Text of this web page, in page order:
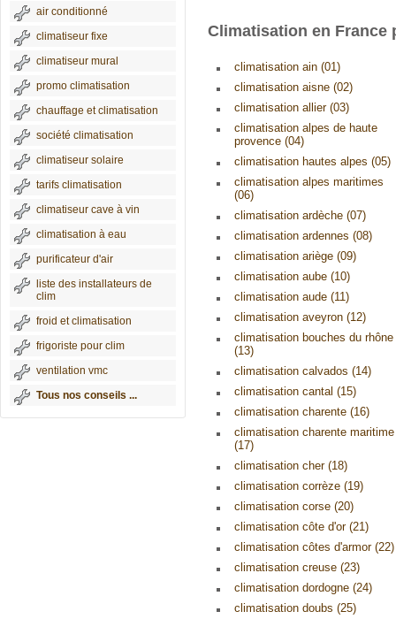
air conditionné
climatiseur fixe
climatiseur mural
promo climatisation
chauffage et climatisation
société climatisation
climatiseur solaire
tarifs climatisation
climatiseur cave à vin
climatisation à eau
purificateur d'air
liste des installateurs de
clim
froid et climatisation
frigoriste pour clim
ventilation vmc
Tous nos conseils ...
Climatisation en France
climatisation ain (01)
climatisation aisne (02)
climatisation allier (03)
climatisation alpes de haute
provence (04)
climatisation hautes alpes (05)
climatisation alpes maritimes
(06)
climatisation ardèche (07)
climatisation ardennes (08)
climatisation ariège (09)
climatisation aube (10)
climatisation aude (11)
climatisation aveyron (12)
climatisation bouches du rhône
(13)
climatisation calvados (14)
climatisation cantal (15)
climatisation charente (16)
climatisation charente maritime
(17)
climatisation cher (18)
climatisation corrèze (19)
climatisation corse (20)
climatisation côte d'or (21)
climatisation côtes d'armor (22)
climatisation creuse (23)
climatisation dordogne (24)
climatisation doubs (25)